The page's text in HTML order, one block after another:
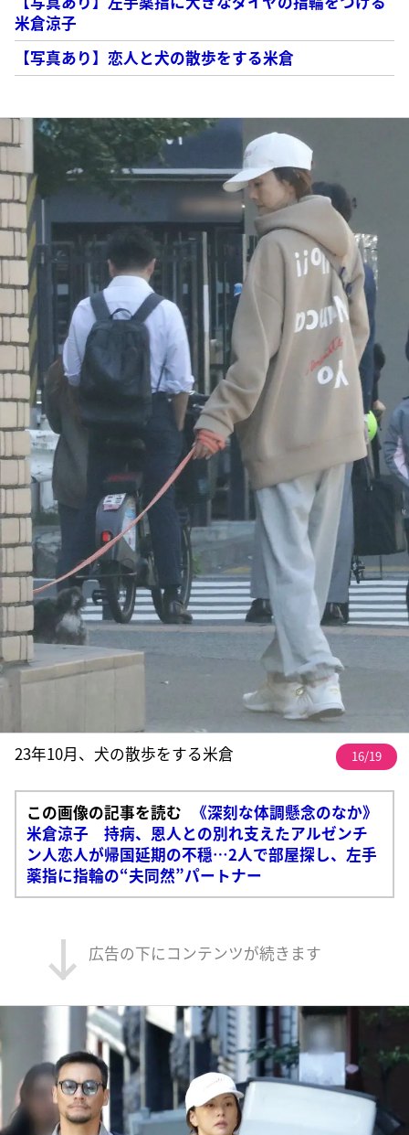
米倉涼子
【写真あり】恋人と犬の散歩をする米倉
23年10月、犬の散歩をする米倉 16/19
この画像の記事を読む
《深刻な体調懸念のなか》
米倉涼子 持病、恩人との別れ支えたアルゼンチ
ン人恋人が帰国延期の不穏…2人で部屋探し、左手
薬指に指輪の“夫同然”パートナー
広告の下にコンテンツが続きます